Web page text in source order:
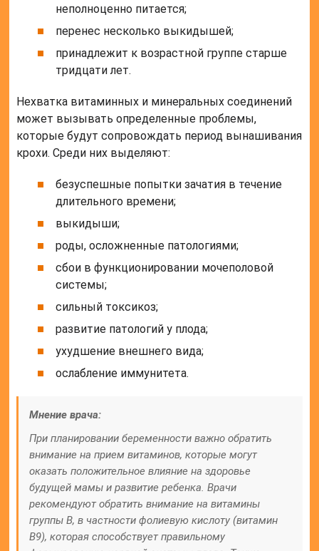
неполноценно питается;
перенес несколько выкидышей;
принадлежит к возрастной группе старше
тридцати лет.
Нехватка витаминных и минеральных соединений
может вызывать определенные проблемы,
которые будут сопровождать период вынашивания
крохи. Среди них выделяют:
безуспешные попытки зачатия в течение
длительного времени;
выкидыши;
роды, осложненные патологиями;
сбои в функционировании мочеполовой
системы;
сильный токсикоз;
развитие патологий у плода;
ухудшение внешнего вида;
ослабление иммунитета.
Мнение врача:
При планировании беременности важно обратить
внимание на прием витаминов, которые могут
оказать положительное влияние на здоровье
будущей мамы и развитие ребенка. Врачи
рекомендуют обратить внимание на витамины
группы B, в частности фолиевую кислоту (витамин
В9), которая способствует правильному